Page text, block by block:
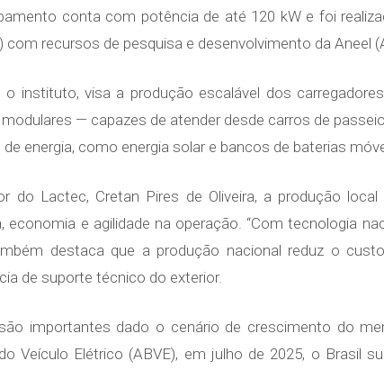
conta com potência de até 120 kW e foi
com recursos de pesquisa e desenvolvimento da Aneel
o instituto, visa a produção escalável dos
— capazes de atender desde carros de
energia, como energia solar e bancos de baterias
do Lactec, Cretan Pires de Oliveira, a produção
economia e agilidade na operação. “Com tecnologia
destaca que a produção nacional reduz o
de suporte técnico do exterior.
importantes dado o cenário de crescimento do
Veículo Elétrico (ABVE), em julho de 2025, o Brasil